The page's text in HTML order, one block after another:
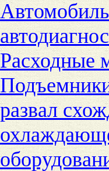
Расходные
развал